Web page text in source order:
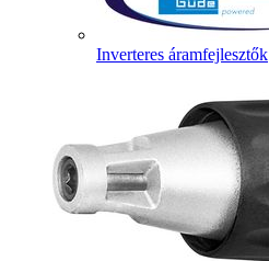
Inverteres áramfejlesztők